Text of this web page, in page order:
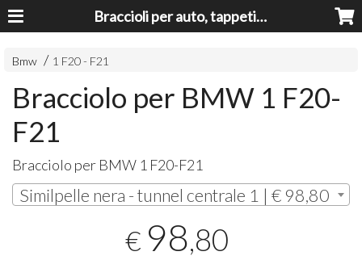
Braccioli per auto, tappeti auto, accessori auto MADE IN ITALY - Armrests, Mittelarmlehnen, Accoundoirs
Bmw 1 F20 - F21
Bracciolo per BMW 1 F20-
F21
Bracciolo per BMW 1 F20-F21
Similpelle nera - tunnel centrale 1 | € 98,80
€ 98,80